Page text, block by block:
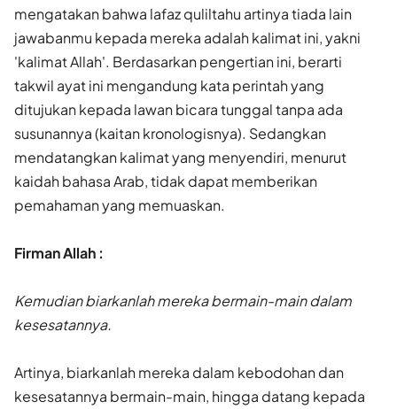
mengatakan bahwa lafaz quliltahu artinya tiada lain
jawabanmu kepada mereka adalah kalimat ini, yakni
'kalimat Allah'. Berdasarkan pengertian ini, berarti
takwil ayat ini mengandung kata perintah yang
ditujukan kepada lawan bicara tunggal tanpa ada
susunannya (kaitan kronologisnya). Sedangkan
mendatangkan kalimat yang menyendiri, menurut
kaidah bahasa Arab, tidak dapat memberikan
pemahaman yang memuaskan.
Firman Allah :
Kemudian biarkanlah mereka bermain-main dalam
kesesatannya.
Artinya, biarkanlah mereka dalam kebodohan dan
kesesatannya bermain-main, hingga datang kepada